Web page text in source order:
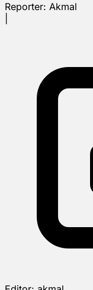
Reporter: Akmal